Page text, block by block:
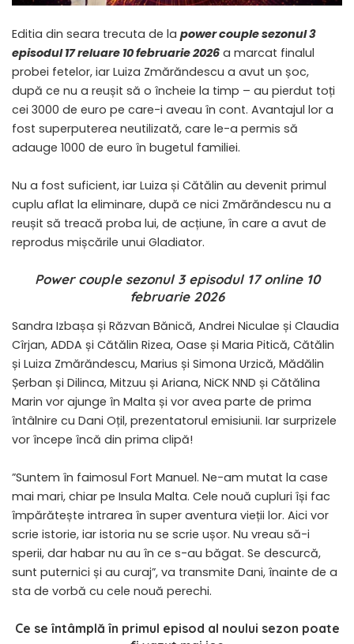
Editia din seara trecuta de la power couple sezonul 3
episodul 17 reluare 10 februarie 2026 a marcat finalul
probei fetelor, iar Luiza Zmărăndescu a avut un șoc,
după ce nu a reușit să o încheie la timp – au pierdut toți
cei 3000 de euro pe care-i aveau în cont. Avantajul lor a
fost superputerea neutilizată, care le-a permis să
adauge 1000 de euro în bugetul familiei.
Nu a fost suficient, iar Luiza și Cătălin au devenit primul
cuplu aflat la eliminare, după ce nici Zmărăndescu nu a
reușit să treacă proba lui, de acțiune, în care a avut de
reprodus mișcările unui Gladiator.
Power couple sezonul 3 episodul 17 online 10
februarie 2026
Sandra Izbașa și Răzvan Bănică, Andrei Niculae și Claudia
Cîrjan, ADDA și Cătălin Rizea, Oase și Maria Pitică, Cătălin
și Luiza Zmărăndescu, Marius și Simona Urzică, Mădălin
Șerban și Dilinca, Mitzuu și Ariana, NiCK NND și Cătălina
Marin vor ajunge în Malta și vor avea parte de prima
întâlnire cu Dani Oțil, prezentatorul emisiunii. Iar surprizele
vor începe încă din prima clipă!
”Suntem în faimosul Fort Manuel. Ne-am mutat la case
mai mari, chiar pe Insula Malta. Cele nouă cupluri își fac
împărătește intrarea în super aventura vieții lor. Aici vor
scrie istorie, iar istoria nu se scrie ușor. Nu vreau să-i
sperii, dar habar nu au în ce s-au băgat. Se descurcă,
sunt puternici și au curaj”, va transmite Dani, înainte de a
sta de vorbă cu cele nouă perechi.
Ce se întâmplă în primul episod al noului sezon poate